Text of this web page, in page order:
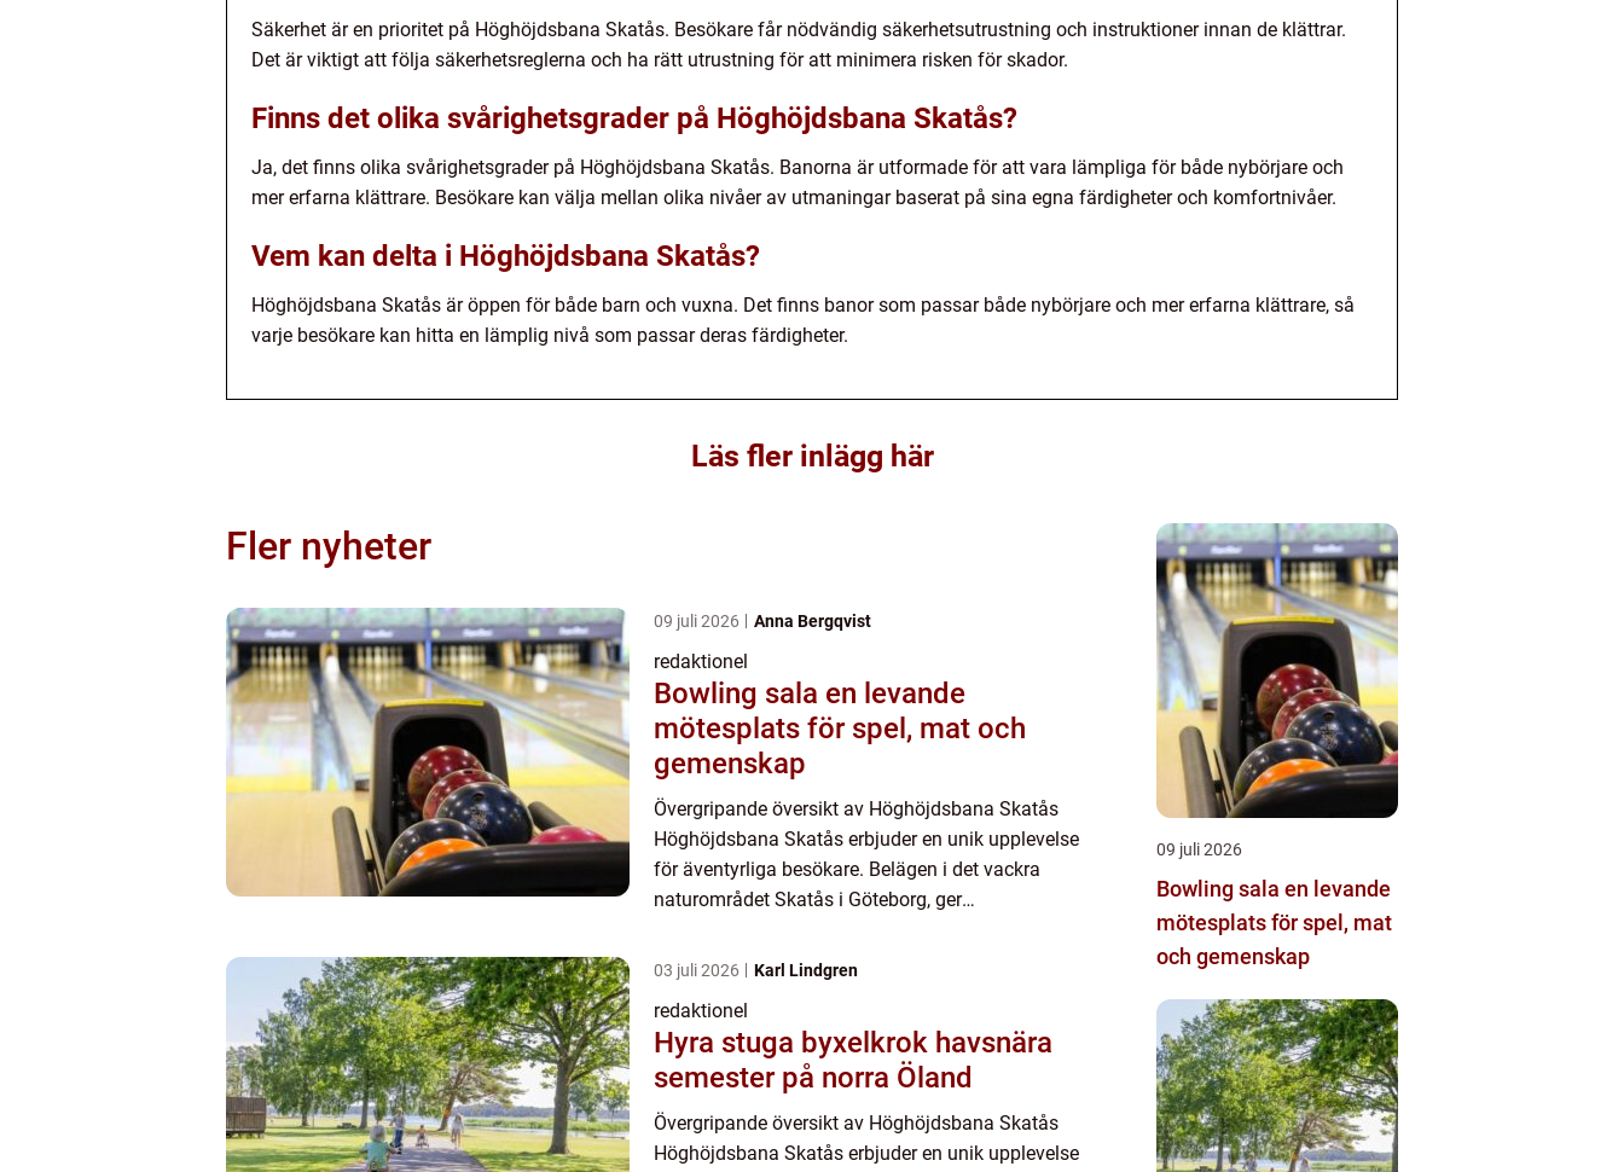
Säkerhet är en prioritet på Höghöjdsbana Skatås. Besökare får nödvändig säkerhetsutrustning och instruktioner innan de klättrar.
Det är viktigt att följa säkerhetsreglerna och ha rätt utrustning för att minimera risken för skador.
Finns det olika svårighetsgrader på Höghöjdsbana Skatås?
Ja, det finns olika svårighetsgrader på Höghöjdsbana Skatås. Banorna är utformade för att vara lämpliga för både nybörjare och
mer erfarna klättrare. Besökare kan välja mellan olika nivåer av utmaningar baserat på sina egna färdigheter och komfortnivåer.
Vem kan delta i Höghöjdsbana Skatås?
Höghöjdsbana Skatås är öppen för både barn och vuxna. Det finns banor som passar både nybörjare och mer erfarna klättrare, så
varje besökare kan hitta en lämplig nivå som passar deras färdigheter.
Läs fler inlägg här
Fler nyheter
09 juli 2026 Anna Bergqvist
redaktionel
Bowling sala en levande
mötesplats för spel, mat och
gemenskap
Övergripande översikt av Höghöjdsbana Skatås
Höghöjdsbana Skatås erbjuder en unik upplevelse
för äventyrliga besökare. Belägen i det vackra
naturområdet Skatås i Göteborg, ger
balansera bland trädkronorna på ol...
03 juli 2026 Karl Lindgren
redaktionel
Hyra stuga byxelkrok havsnära
semester på norra Öland
Övergripande översikt av Höghöjdsbana Skatås
Höghöjdsbana Skatås erbjuder en unik upplevelse
09 juli 2026
Bowling sala en levande
mötesplats för spel, mat
och gemenskap